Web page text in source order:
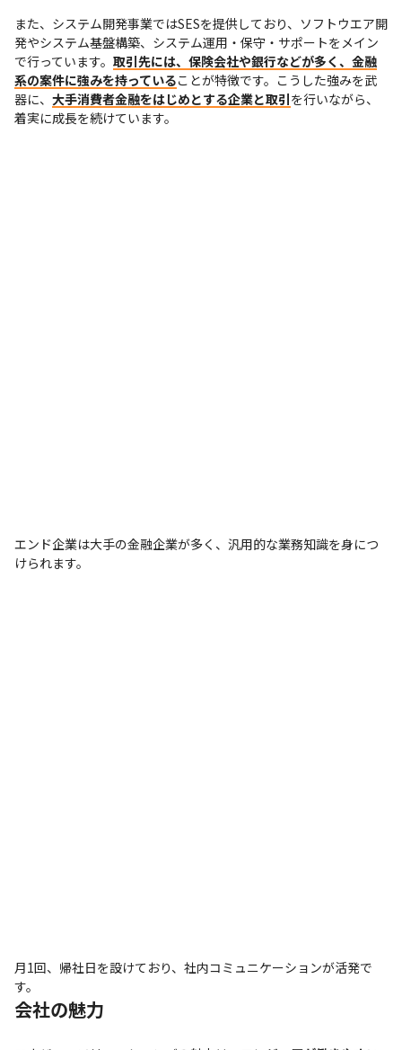
また、システム開発事業ではSESを提供しており、ソフトウエア開
発やシステム基盤構築、システム運用・保守・サポートをメイン
で行っています。 取引先には、保険会社や銀行などが多く、金融
系の案件に強みを持っていることが特徴です。こうした強みを武
器に、 大手消費者金融をはじめとする企業と取引を行いながら、
着実に成長を続けています。
エンド企業は大手の金融企業が多く、汎用的な業務知識を身につ
けられます。
月1回、帰社日を設けており、社内コミュニケーションが活発で
す。
会社の魅力